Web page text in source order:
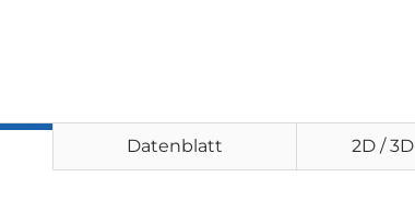
Datenblatt 2D / 3D